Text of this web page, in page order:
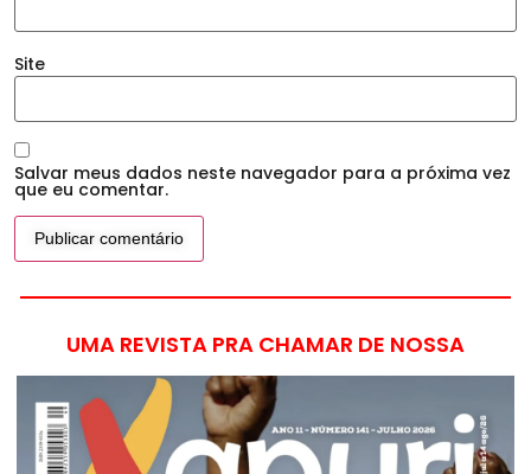
Site
Salvar meus dados neste navegador para a próxima vez
que eu comentar.
UMA REVISTA PRA CHAMAR DE NOSSA